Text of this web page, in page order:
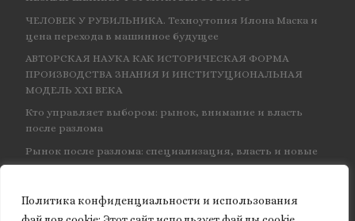
Политика конфиденциальности и использования
ЧЕЛОВЕК У РУБИЛЬНИКА. Техноутопия Илона Маска и
цена перехода в машинное будущее
АВТОРСКАЯ НАУКА КАК ИСТОРИЧЕСКАЯ ФОРМА
ПРОИЗВОДСТВА ЗНАНИЯ И ИНСТИТУЦИОНАЛЬНАЯ
МОДЕЛЬ XXI ВЕКА
Кто управляет выбором: рынок, внимание и власть
после разлома
Рынок после разлома: специализация, власть и новые
центры влияния